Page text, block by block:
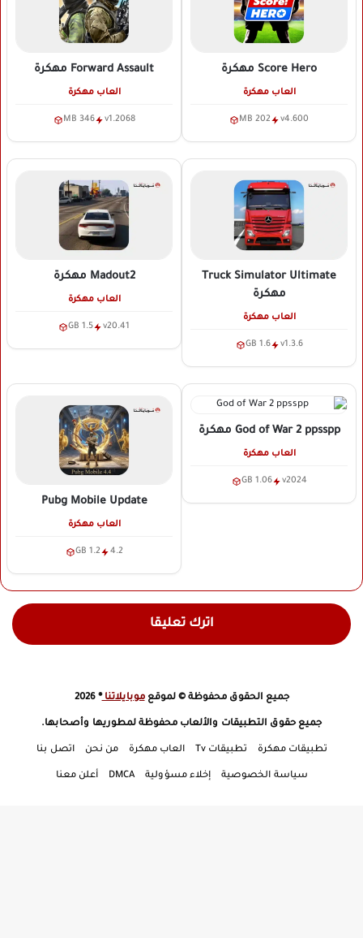
Score Hero مهكرة
العاب مهكرة
v4.600
202 MB
Forward Assault مهكرة
العاب مهكرة
v1.2068
346 MB
Truck Simulator Ultimate
مهكرة
العاب مهكرة
v1.3.6
1.6 GB
Madout2 مهكرة
العاب مهكرة
v20.41
1.5 GB
God of War 2 ppsspp مهكرة
العاب مهكرة
v2024
1.06 GB
Pubg Mobile Update
العاب مهكرة
4.2
1.2 GB
اترك تعليقا
جميع الحقوق محفوظة © لموقعموبايلاتنا® 2026
جميع حقوق التطبيقات والألعاب محفوظة لمطوريها وأصحابها.
تطبيقات مهكرة تطبيقات Tv العاب مهكرة من نحن اتصل بنا
سياسة الخصوصية إخلاء مسؤولية DMCA أعلن معنا